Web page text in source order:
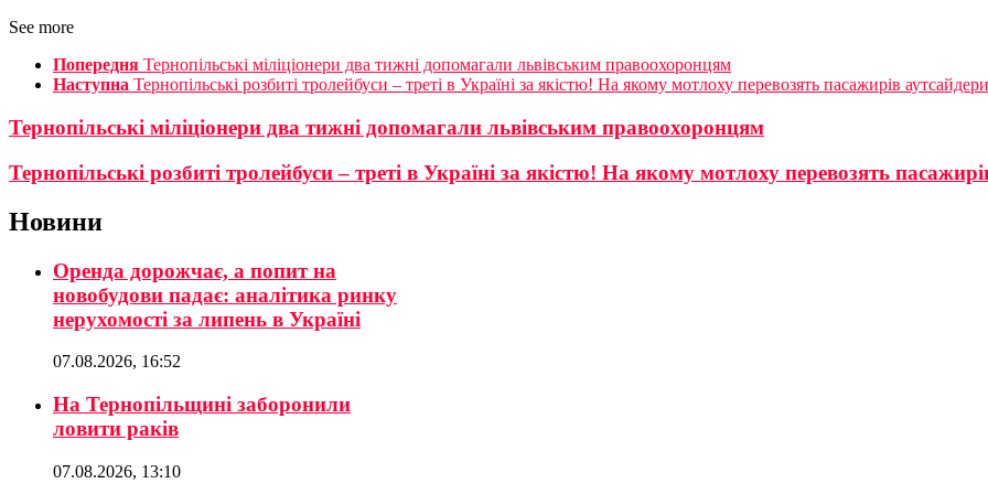
See more
Попередня Тернопільські міліціонери два тижні допомагали львівським правоохоронцям
Наступна Тернопільські розбиті тролейбуси – треті в Україні за якістю! На якому мотлоху перевозять пасажирів
Тернопільські міліціонери два тижні допомагали львівським правоохоронцям
Тернопільські розбиті тролейбуси – треті в Україні за якістю! На якому мотлоху перевозять
Новини
Оренда дорожчає, а попит на
новобудови падає: аналітика ринку
нерухомості за липень в Україні
07.08.2026, 16:52
На Тернопільщині заборонили
ловити раків
07.08.2026, 13:10